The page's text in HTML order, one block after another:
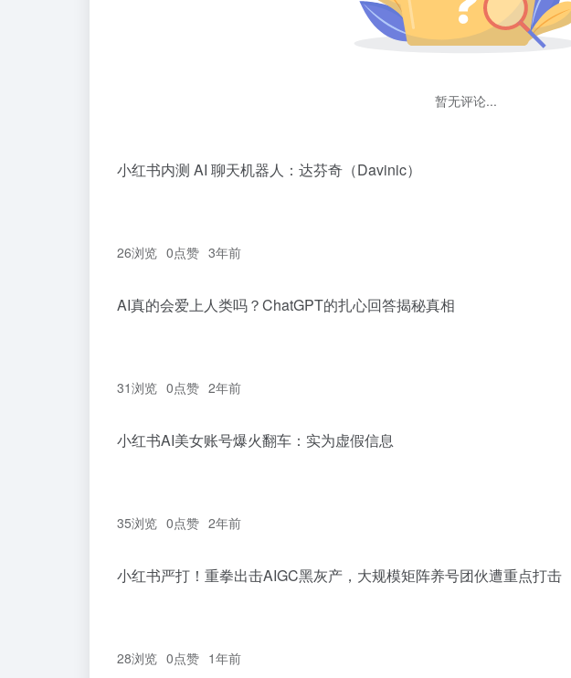
暂无评论...
小红书内测 AI 聊天机器人：达芬奇（Davinic）
26浏览 0点赞 3年前
AI真的会爱上人类吗？ChatGPT的扎心回答揭秘真相
31浏览 0点赞 2年前
小红书AI美女账号爆火翻车：实为虚假信息
35浏览 0点赞 2年前
小红书严打！重拳出击AIGC黑灰产，大规模矩阵养号团伙遭重点打击
28浏览 0点赞 1年前